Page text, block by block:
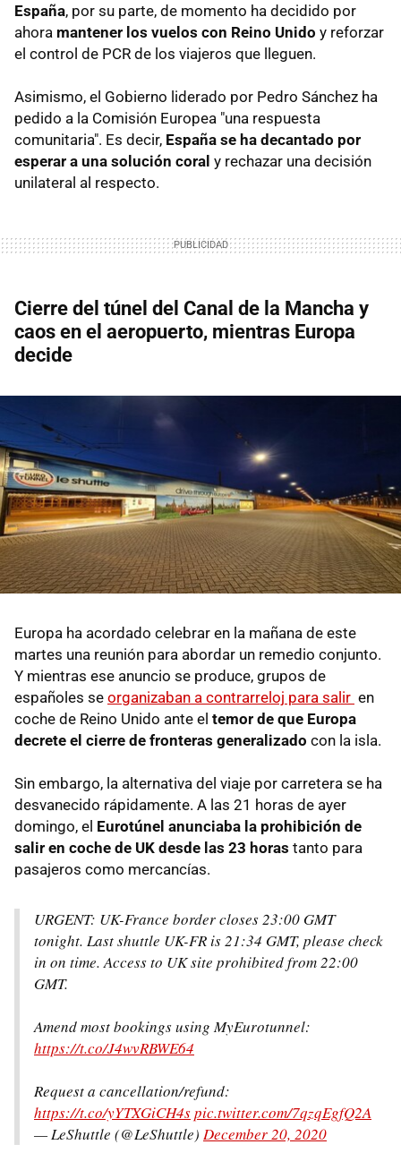
España, por su parte, de momento ha decidido por
ahora mantener los vuelos con Reino Unido y reforzar
el control de PCR de los viajeros que lleguen.
Asimismo, el Gobierno liderado por Pedro Sánchez ha
pedido a la Comisión Europea "una respuesta
comunitaria". Es decir, España se ha decantado por
esperar a una solución coral y rechazar una decisión
unilateral al respecto.
Cierre del túnel del Canal de la Mancha y
caos en el aeropuerto, mientras Europa
decide
Europa ha acordado celebrar en la mañana de este
martes una reunión para abordar un remedio conjunto.
Y mientras ese anuncio se produce, grupos de
españoles se organizaban a contrarreloj para salir en
coche de Reino Unido ante el temor de que Europa
decrete el cierre de fronteras generalizado con la isla.
Sin embargo, la alternativa del viaje por carretera se ha
desvanecido rápidamente. A las 21 horas de ayer
domingo, el Eurotúnel anunciaba la prohibición de
salir en coche de UK desde las 23 horas tanto para
pasajeros como mercancías.
URGENT: UK-France border closes 23:00 GMT
tonight. Last shuttle UK-FR is 21:34 GMT, please check
in on time. Access to UK site prohibited from 22:00
GMT.
Amend most bookings using MyEurotunnel:
https://t.co/J4wvRBWE64
Request a cancellation/refund:
https://t.co/yYTXGiCH4spic.twitter.com/7qzqEgfQ2A
— LeShuttle (@LeShuttle) December 20, 2020